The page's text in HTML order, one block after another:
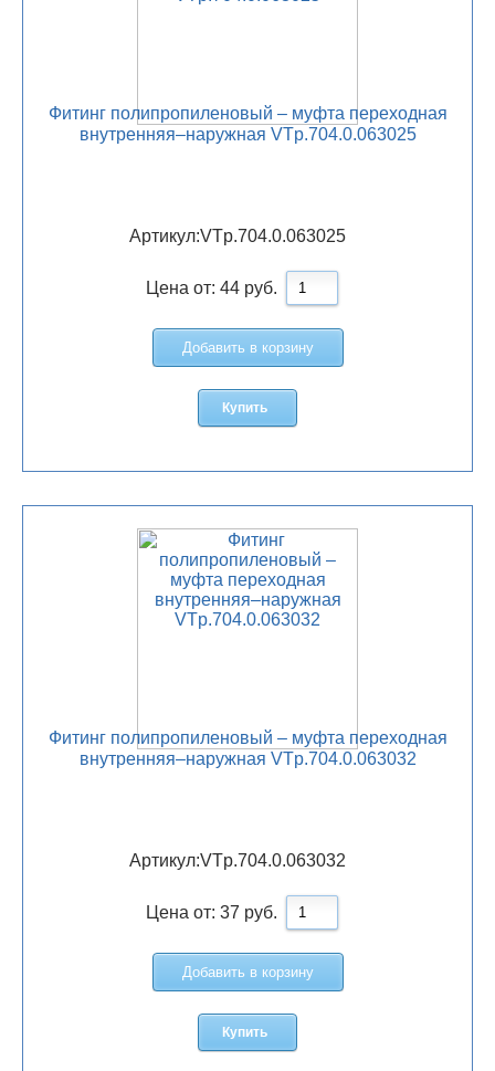
Фитинг полипропиленовый – муфта переходная
внутренняя–наружная VTp.704.0.063025
Артикул:VTp.704.0.063025
Цена от: 44 руб.
Добавить в корзину
Купить
Фитинг полипропиленовый – муфта переходная
внутренняя–наружная VTp.704.0.063032
Артикул:VTp.704.0.063032
Цена от: 37 руб.
Добавить в корзину
Купить